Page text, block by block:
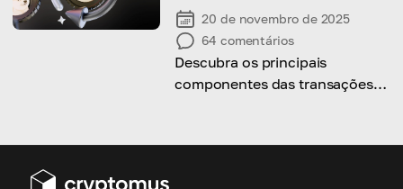
20 de novembro de 2025
64 comentários
Descubra os principais
componentes das transações
eficientes e seguros!